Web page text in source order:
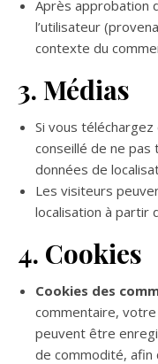
Après approbation
l’utilisateur
contexte du
3. Médias
Si vous
conseillé de ne pas
données de
Les visiteurs
localisation à partir
4. Cookies
Cookies des
commentaire,
peuvent être
de commodité, afin